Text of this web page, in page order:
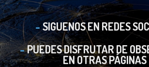
SIGUENOS EN REDES
PUEDES DISFRUTAR DE
EN OTRAS PÁGINAS